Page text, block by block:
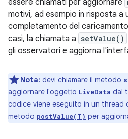
essere chiamati per aggiornare
motivi, ad esempio in risposta a
completamento del
casi, la chiamata a setValue()
gli osservatori e aggiorna
Nota: devi chiamare il metodo
aggiornare l'oggetto LiveData dal
codice viene eseguito in un thread
metodo postValue(T) per